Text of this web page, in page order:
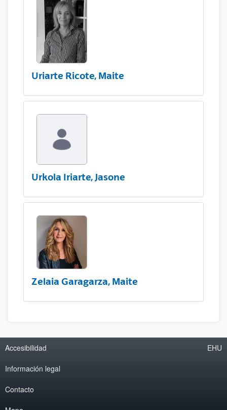
Uriarte Ricote, Maite
Urkola Iriarte, Jasone
Zelaia Garagarza, Maite
Accesibilidad
Información legal
Contacto
EHU